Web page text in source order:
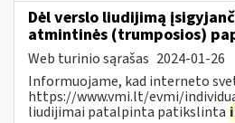
Dėl verslo liudijimą
atmintinės (trumposios)
Web turinio sąrašas 2024-01-26
Informuojame, kad interneto
https://www.vmi.lt/evmi/
liudijimai patalpinta patikslinta